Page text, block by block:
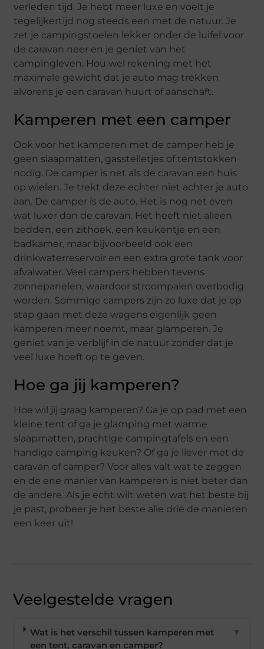
verleden tijd. Je hebt meer luxe en voelt je
tegelijkertijd nog steeds een met de natuur. Je
zet je campingstoelen lekker onder de luifel voor
de caravan neer en je geniet van het
campingleven. Hou wel rekening met het
maximale gewicht dat je auto mag trekken
alvorens je een caravan huurt of aanschaft.
Kamperen met een camper
Ook voor het kamperen met de camper heb je
geen slaapmatten, gasstelletjes of tentstokken
nodig. De camper is net als de caravan een huis
op wielen. Je trekt deze echter niet achter je auto
aan. De camper ís de auto. Het is nog net even
wat luxer dan de caravan. Het heeft niet alleen
bedden, een zithoek, een keukentje en een
badkamer, maar bijvoorbeeld ook een
drinkwaterreservoir en een extra grote tank voor
afvalwater. Veel campers hebben tevens
zonnepanelen, waardoor stroompalen overbodig
worden. Sommige campers zijn zo luxe dat je op
stap gaan met deze wagens eigenlijk geen
kamperen meer noemt, maar glamperen. Je
geniet van je verblijf in de natuur zonder dat je
veel luxe hoeft op te geven.
Hoe ga jij kamperen?
Hoe wil jij graag kamperen? Ga je op pad met een
kleine tent of ga je glamping met warme
slaapmatten, prachtige campingtafels en een
handige camping keuken? Of ga je liever met de
caravan of camper? Voor alles valt wat te zeggen
en de ene manier van kamperen is niet beter dan
de andere. Als je echt wilt weten wat het beste bij
je past, probeer je het beste alle drie de manieren
een keer uit!
Veelgestelde vragen
Wat is het verschil tussen kamperen met
een tent, caravan en camper?
▼